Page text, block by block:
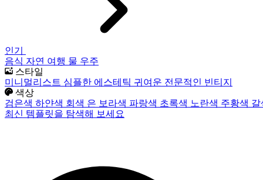
인기
음식 자연 여행 물 우주
스타일
미니멀리스트 심플한 에스테틱 귀여운 전문적인 빈티지
색상
검은색 하얀색 회색 은 보라색 파랑색 초록색 노란색 주황색
최신 템플릿을 탐색해 보세요